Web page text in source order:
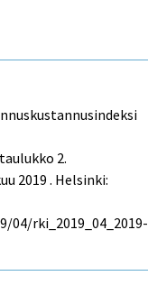
2.
2019 . Helsinki:
rki_2019_04_2019-